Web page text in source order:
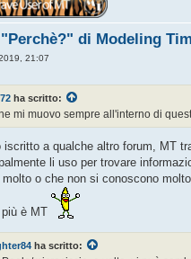
di Modeling
21:07
ha scritto:
mi muovo sempre all'interno di
iscritto a qualche altro forum, MT
li uso per trovare
molto o che non si conoscono
è MT
ha scritto: